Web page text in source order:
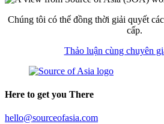
Chúng tôi có thể đồng thời giải quyết
cấp.
Thảo luận cùng chuyên
Here to get you There
hello@sourceofasia.com